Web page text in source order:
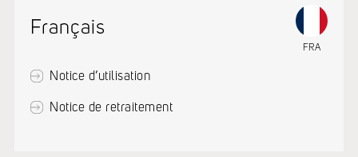
Français
FRA
Notice d’utilisation
Notice de retraitement